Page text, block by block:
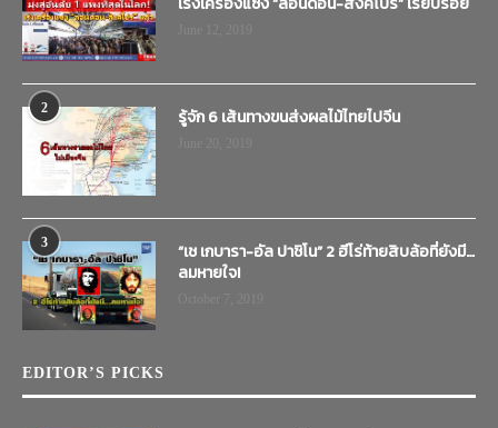
2 รู้จัก 6 เส้นทางขนส่งผลไม้ไทยไปจีน
3
“เช เกบารา-อัล ปาชิโน” 2 ฮีโร่ท้ายสิบล้อที่ยังมี…
ลมหายใจ!
EDITOR’S PICKS